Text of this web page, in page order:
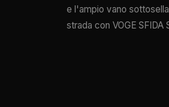
e l'ampio vano
strada con VOGE